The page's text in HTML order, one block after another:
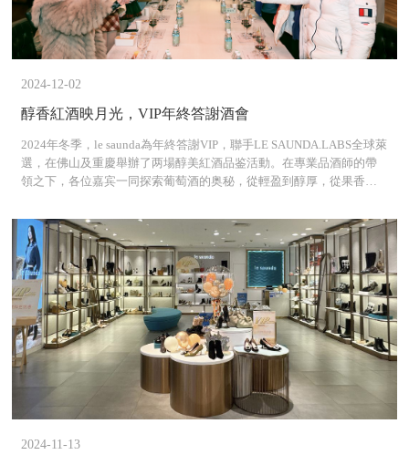
2024-12-02
醇香紅酒映月光，VIP年終答謝酒會
2024年冬季，le saunda為年終答謝VIP，聯手LE SAUNDA.LABS全球萊
選，在佛山及重慶舉辦了两場醇美紅酒品鉴活動。在專業品酒師的帶
領之下，各位嘉宾一同探索葡萄酒的奥秘，從輕盈到醇厚，從果香四
與VIP客戶之間的情感聯繫，展現品牌對質量生活的追求，讓每一位到
場的嘉宾在細品美酒之际，亦感受到了品牌的獨特魅力與溫馨關怀。
2024-11-13